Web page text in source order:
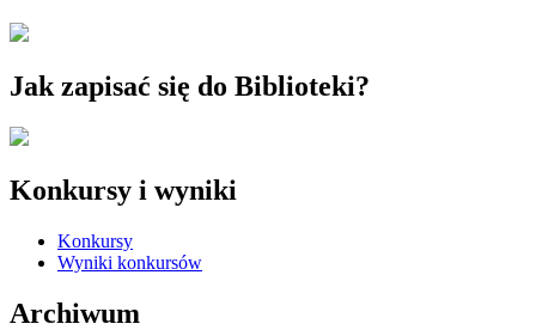
Jak zapisać się do Biblioteki?
Konkursy i wyniki
Konkursy
Wyniki konkursów
Archiwum